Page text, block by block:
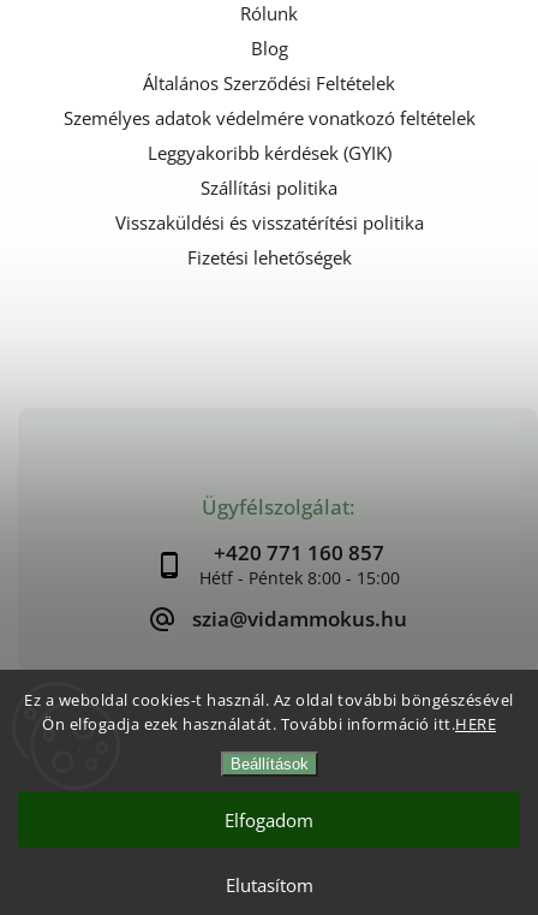
Ez a weboldal cookies-t használ. Az oldal további böngészésével
Ön elfogadja ezek használatát. További információ itt.HERE
Beállítások
Elutasítom
Elfogadom
Ügyfélszolgálat:
+420 771 160 857
szia@vidammokus.hu
Rólunk
Blog
Általános Szerződési Feltételek
Személyes adatok védelmére vonatkozó feltételek
Leggyakoribb kérdések (GYIK)
Szállítási politika
Visszaküldési és visszatérítési politika
Fizetési lehetőségek
Vidám Mókus. Minden jog fenntartva.
Süti beállítások szerkesztése
Shoptet | Design